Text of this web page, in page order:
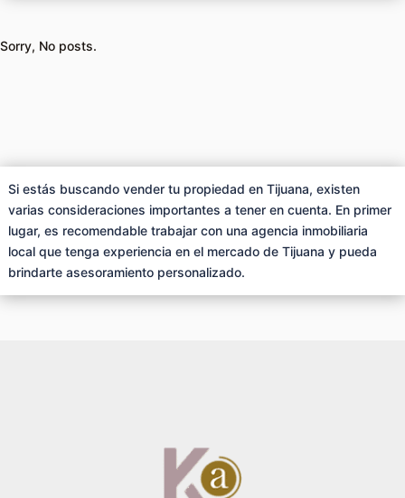
Sorry, No posts.
Si estás buscando vender tu propiedad en Tijuana, existen
varias consideraciones importantes a tener en cuenta. En primer
lugar, es recomendable trabajar con una agencia inmobiliaria
local que tenga experiencia en el mercado de Tijuana y pueda
brindarte asesoramiento personalizado.